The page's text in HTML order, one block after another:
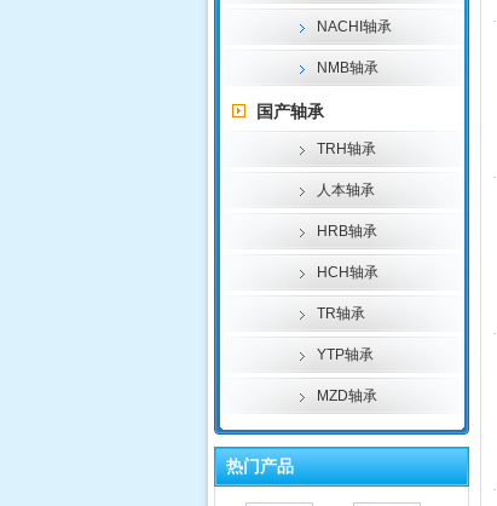
NACHI轴承
NMB轴承
国产轴承
TRH轴承
人本轴承
HRB轴承
HCH轴承
TR轴承
YTP轴承
MZD轴承
热门产品